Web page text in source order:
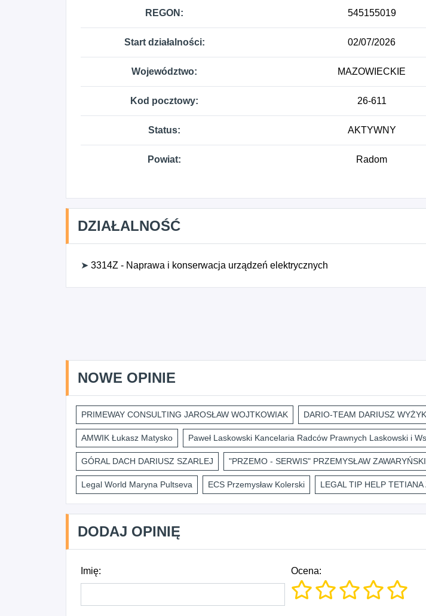
REGON: 545155019
Start działalności: 02/07/2026
Województwo: MAZOWIECKIE
Kod pocztowy: 26-611
Status: AKTYWNY
Powiat: Radom
DZIAŁALNOŚĆ
➤ 3314Z - Naprawa i konserwacja urządzeń elektrycznych
NOWE OPINIE
PRIMEWAY CONSULTING JAROSŁAW WOJTKOWIAK DARIO-TEAM DARIUSZ
AMWIK Łukasz Matysko Paweł Laskowski Kancelaria Radców Prawnych Laskowski i
GÓRAL DACH DARIUSZ SZARLEJ "PRZEMO - SERWIS" PRZEMYSŁAW ZAWARYŃSKI
Legal World Maryna Pultseva ECS Przemysław Kolerski LEGAL TIP HELP
DODAJ OPINIĘ
Imię: Ocena: